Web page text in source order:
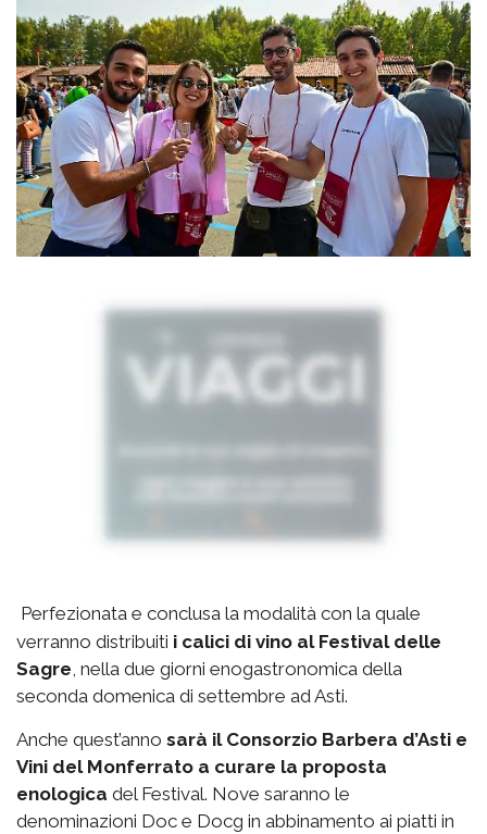
Perfezionata e conclusa la modalità con la quale
verranno distribuiti i calici di vino al Festival delle
Sagre , nella due giorni enogastronomica della
seconda domenica di settembre ad Asti.
Anche quest’anno sarà il Consorzio Barbera d’Asti e
Vini del Monferrato a curare la proposta
enologica del Festival. Nove saranno le
denominazioni Doc e Docg in abbinamento ai piatti in